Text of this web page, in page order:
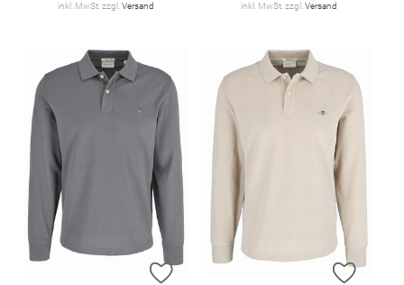
inkl. MwSt. zzgl.Versand inkl. MwSt. zzgl.Versand
ZUR WUNSCHLISTE HINZUFÜGEN
ZUR